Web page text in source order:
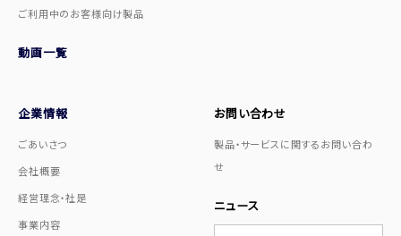
ご利用中のお客様向け製品
動画一覧
企業情報
ごあいさつ
会社概要
経営理念・社是
事業内容
お問い合わせ
製品・サービスに関するお問い合わ
せ
ニュース